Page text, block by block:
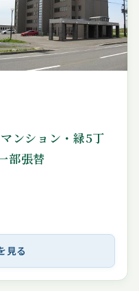
ンション・緑5丁
部張替
見る